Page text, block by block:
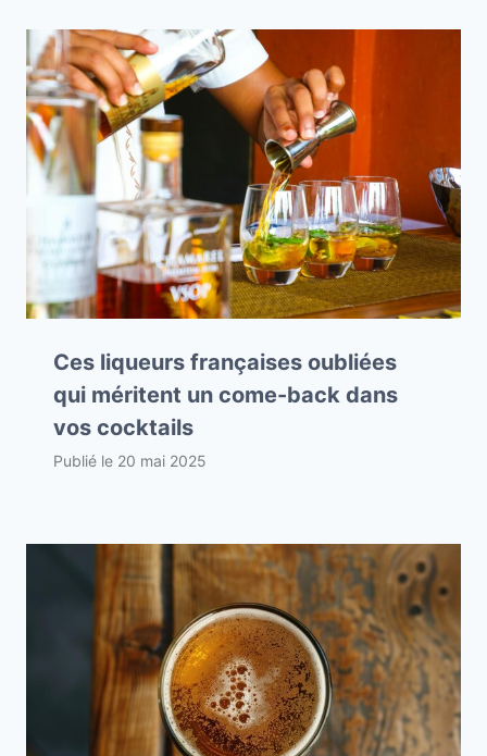
Ces liqueurs françaises oubliées
qui méritent un come-back dans
vos cocktails
Publié le 20 mai 2025